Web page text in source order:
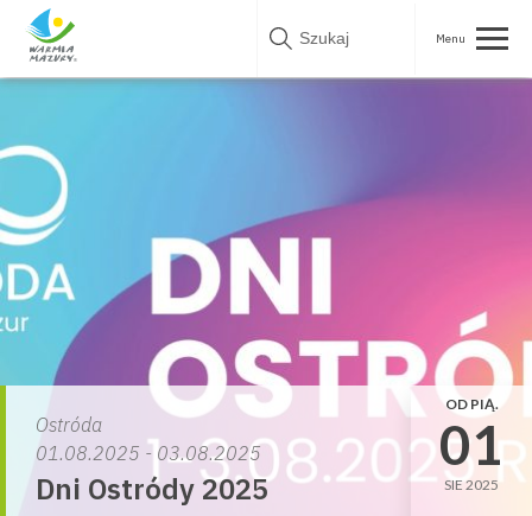
Skip
Ostróda
01.08.2025 - 03.08.2025
Dni Ostródy 2025
OD PIĄ.
01
SIE 2025